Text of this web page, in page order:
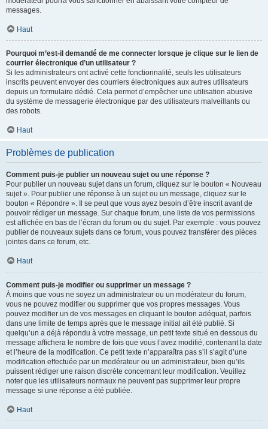
messages.
Haut
Pourquoi m’est-il demandé de me connecter lorsque je clique sur le lien de
courrier électronique d’un utilisateur ?
Si les administrateurs ont activé cette fonctionnalité, seuls les utilisateurs
inscrits peuvent envoyer des courriers électroniques aux autres utilisateurs
depuis un formulaire dédié. Cela permet d’empêcher une utilisation abusive
du système de messagerie électronique par des utilisateurs malveillants ou
des robots.
Haut
Problèmes de publication
Comment puis-je publier un nouveau sujet ou une réponse ?
Pour publier un nouveau sujet dans un forum, cliquez sur le bouton « Nouveau
sujet ». Pour publier une réponse à un sujet ou un message, cliquez sur le
bouton « Répondre ». Il se peut que vous ayez besoin d’être inscrit avant de
pouvoir rédiger un message. Sur chaque forum, une liste de vos permissions
est affichée en bas de l’écran du forum ou du sujet. Par exemple : vous pouvez
publier de nouveaux sujets dans ce forum, vous pouvez transférer des pièces
jointes dans ce forum, etc.
Haut
Comment puis-je modifier ou supprimer un message ?
À moins que vous ne soyez un administrateur ou un modérateur du forum,
vous ne pouvez modifier ou supprimer que vos propres messages. Vous
pouvez modifier un de vos messages en cliquant le bouton adéquat, parfois
dans une limite de temps après que le message initial ait été publié. Si
quelqu’un a déjà répondu à votre message, un petit texte situé en dessous du
message affichera le nombre de fois que vous l’avez modifié, contenant la date
et l’heure de la modification. Ce petit texte n’apparaîtra pas s’il s’agit d’une
modification effectuée par un modérateur ou un administrateur, bien qu’ils
puissent rédiger une raison discrète concernant leur modification. Veuillez
noter que les utilisateurs normaux ne peuvent pas supprimer leur propre
message si une réponse a été publiée.
Haut